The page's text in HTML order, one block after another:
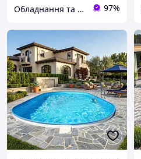
Обладнання та хімія для басейнів з доставкою по всій Україні 97%